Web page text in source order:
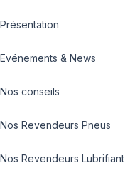
Présentation
Evénements & News
Nos conseils
Nos Revendeurs Pneus
Nos Revendeurs Lubrifiant